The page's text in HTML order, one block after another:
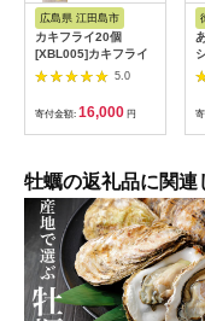
広島県 江田島市
カキフライ20個
[XBL005]カキフライ
5.0
寄付金額: 16,000 円
牡蠣の返礼品に関連